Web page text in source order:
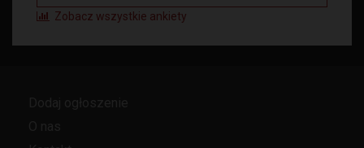
Zobacz wszystkie ankiety